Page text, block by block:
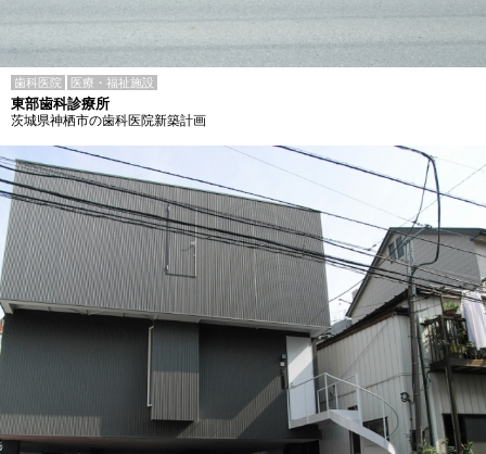
歯科医院 医療・福祉施設
東部歯科診療所
茨城県神栖市の歯科医院新築計画